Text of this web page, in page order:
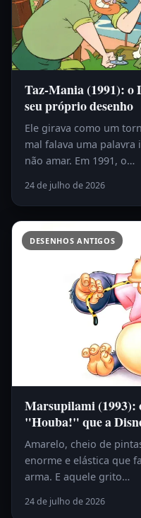
Taz-Mania (1991): o
seu próprio desenho
Ele girava como um
mal falava uma
não amar. Em 1991, o…
24 de julho de 2026
DESENHOS ANTIGOS
Marsupilami (1993):
"Houba!" que a
Amarelo, cheio de
enorme e elástica que
arma. E aquele grito…
24 de julho de 2026